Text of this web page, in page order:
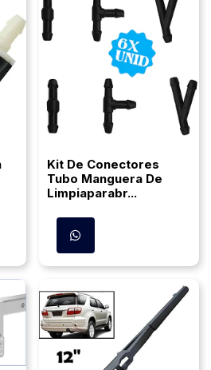
Kit De Conectores
Tubo Manguera De
Limpiaparabr...